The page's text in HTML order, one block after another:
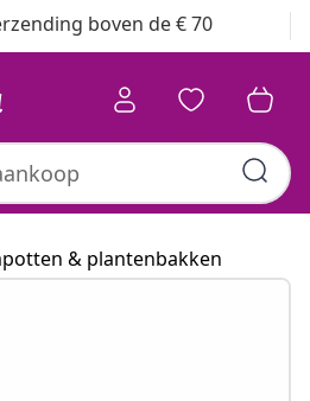
boven de € 70
& plantenbakken